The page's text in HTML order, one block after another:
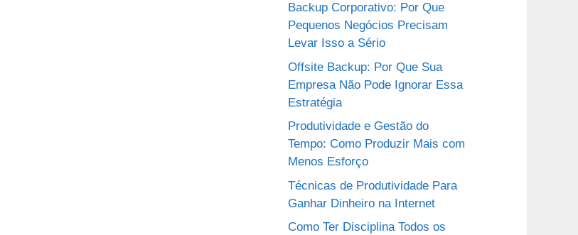
Backup Corporativo: Por Que
Pequenos Negócios Precisam
Levar Isso a Sério
Offsite Backup: Por Que Sua
Empresa Não Pode Ignorar Essa
Estratégia
Produtividade e Gestão do
Tempo: Como Produzir Mais com
Menos Esforço
Técnicas de Produtividade Para
Ganhar Dinheiro na Internet
Como Ter Disciplina Todos os